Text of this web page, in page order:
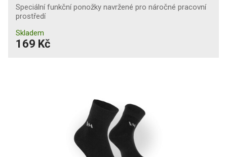
Speciální funkční ponožky navržené pro náročné pracovní
prostředí
Skladem
169 Kč